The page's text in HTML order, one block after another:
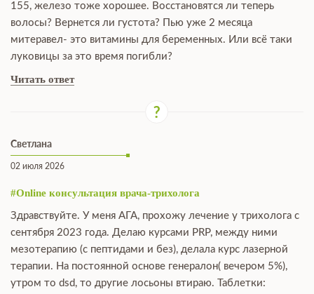
155, железо тоже хорошее. Восстановятся ли теперь
волосы? Вернется ли густота? Пью уже 2 месяца
митеравел- это витамины для беременных. Или всё таки
луковицы за это время погибли?
Читать ответ
Светлана
02 июля 2026
#Online консультация врача-трихолога
Здравствуйте. У меня АГА, прохожу лечение у трихолога с
сентября 2023 года. Делаю курсами PRP, между ними
мезотерапию (с пептидами и без), делала курс лазерной
терапии. На постоянной основе генералон( вечером 5%),
утром то dsd, то другие лосьоны втираю. Таблетки: